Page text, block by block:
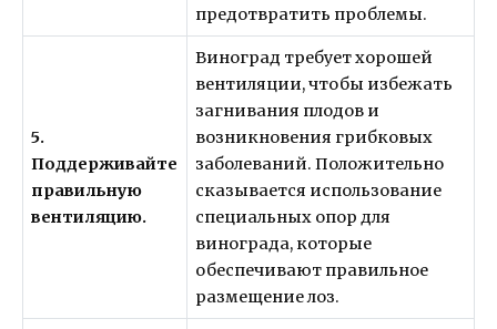
предотвратить проблемы.
5.
Поддерживайте
правильную
вентиляцию.
Виноград требует хорошей
вентиляции, чтобы избежать
загнивания плодов и
возникновения грибковых
заболеваний. Положительно
сказывается использование
специальных опор для
винограда, которые
обеспечивают правильное
размещение лоз.